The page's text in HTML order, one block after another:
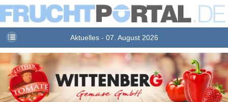
Aktuelles - 07. August 2026